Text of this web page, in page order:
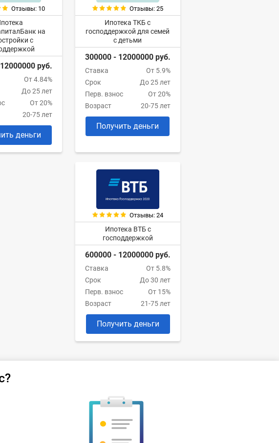
Отзывы: 10
на
с
руб.
От 4.84%
До 25 лет
От 20%
20-75 лет
деньги
Отзывы: 25
Ипотека ТКБ с
господдержкой для семей
с детьми
300000 - 12000000 руб.
Ставка
От 5.9%
Срок
До 25 лет
Перв. взнос
От 20%
Возраст
20-75 лет
Получить деньги
Отзывы: 24
Ипотека ВТБ с
господдержкой
600000 - 12000000 руб.
Ставка
От 5.8%
Срок
До 30 лет
Перв. взнос
От 15%
Возраст
21-75 лет
Получить деньги